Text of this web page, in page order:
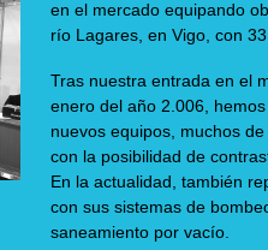
en el mercado equipando
río Lagares, en Vigo, con
Tras nuestra entrada en el
enero del año 2.006,
nuevos equipos, muchos
con la posibilidad de
En la actualidad, también
con sus sistemas de
saneamiento por vacío.